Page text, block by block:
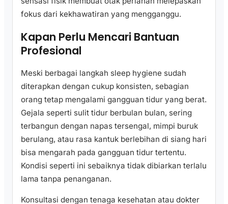
fokus dari kekhawatiran yang mengganggu.
Kapan Perlu Mencari Bantuan
Profesional
Meski berbagai langkah sleep hygiene sudah
diterapkan dengan cukup konsisten, sebagian
orang tetap mengalami gangguan tidur yang berat.
Gejala seperti sulit tidur berbulan bulan, sering
terbangun dengan napas tersengal, mimpi buruk
berulang, atau rasa kantuk berlebihan di siang hari
bisa mengarah pada gangguan tidur tertentu.
Kondisi seperti ini sebaiknya tidak dibiarkan terlalu
lama tanpa penanganan.
Konsultasi dengan tenaga kesehatan atau dokter